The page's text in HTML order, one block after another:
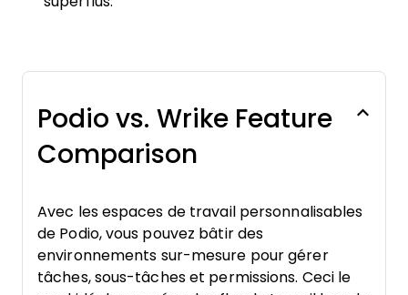
Podio vs. Wrike Feature
Comparison
Avec les espaces de travail personnalisables
de Podio, vous pouvez bâtir des
environnements sur-mesure pour gérer
tâches, sous-tâches et permissions. Ceci le